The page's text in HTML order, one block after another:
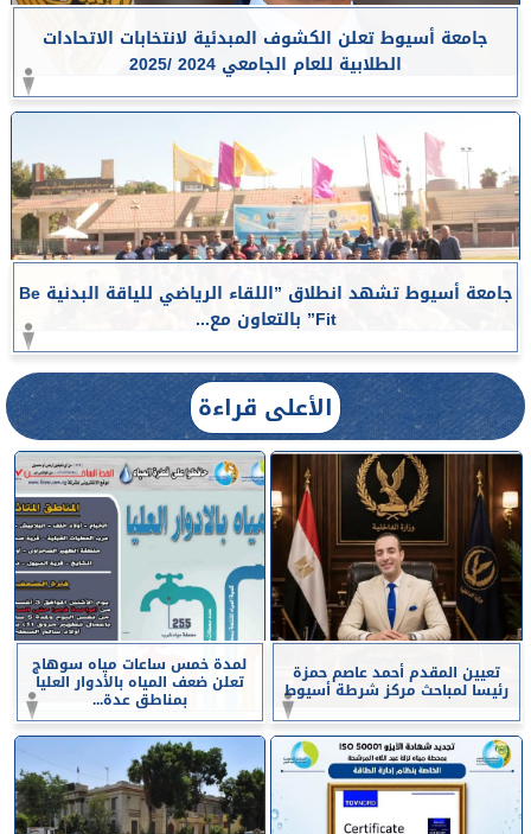
جامعة أسيوط تعلن الكشوف المبدئية لانتخابات الاتحادات
الطلابية للعام الجامعي 2024 /2025
جامعة أسيوط تشهد انطلاق ”اللقاء الرياضي للياقة البدنية Be
Fit” بالتعاون مع...
الأعلى قراءة
تعيين المقدم أحمد عاصم حمزة
رئيسا لمباحث مركز شرطة أسيوط
لمدة خمس ساعات مياه سوهاج
تعلن ضعف المياه بالأدوار العليا
بمناطق عدة...